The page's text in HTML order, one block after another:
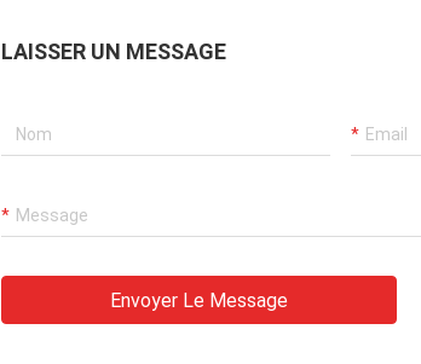
LAISSER UN MESSAGE
Envoyer Le Message